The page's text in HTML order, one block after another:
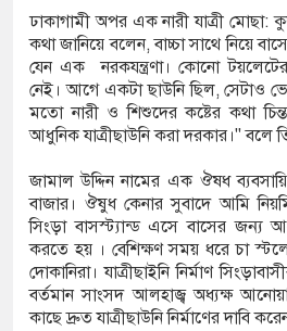
​ঢাকাগামী অপর এক নারী যাত্রী
কথা জানিয়ে বলেন, বাচ্চা সাথে নিয়ে
যেন এক নরকযন্ত্রণা। কোনো টয়লেটের
নেই। আগে একটা ছাউনি ছিল, সেটাও
মতো নারী ও শিশুদের কষ্টের কথা
আধুনিক যাত্রীছাউনি করা দরকার।" বলে
জামাল উদ্দিন নামের এক ঔষধ
বাজার। ঔষুধ কেনার সুবাদে আমি
সিংড়া বাসস্ট্যান্ড এসে বাসের জন্য
করতে হয় । বেশিক্ষণ সময় ধরে চা
দোকানিরা। যাত্রীছাইনি নির্মাণ
বর্তমান সাংসদ আলহাজ্ব অধ্যক্ষ
কাছে দ্রুত যাত্রীছাউনি নির্মাণের দাবি